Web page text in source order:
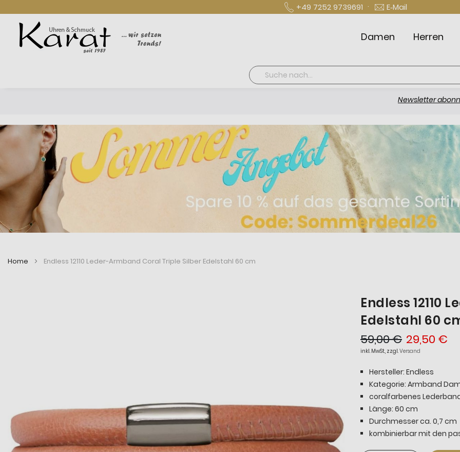
+49 7252 9739691 · E‑Mail
Damen Herren
Suche
Newsletter abonnieren und
Home Endless 12110 Leder-Armband Coral Triple Silber Edelstahl 60 cm
Endless 12110
Edelstahl 60
29,50 €
59,00 €
inkl. MwSt., zzgl.Versand
Hersteller: Endless
Kategorie: Armband
coralfarbenes
Länge: 60 cm
Durchmesser ca. 0,7 cm
kombinierbar mit den